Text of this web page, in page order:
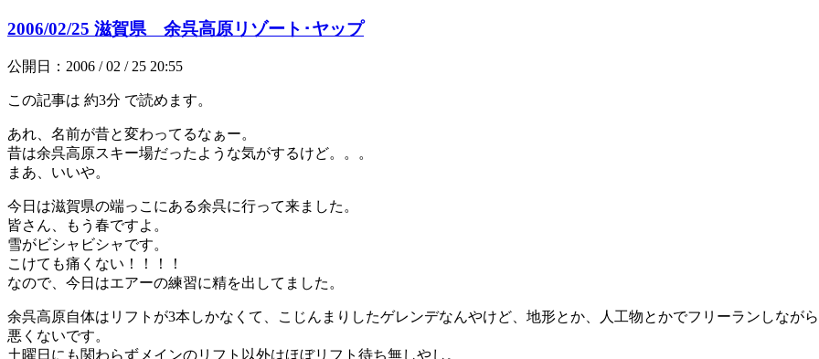
2006/02/25 滋賀県 余呉高原リゾート･ヤップ
公開日：2006 / 02 / 25 20:55
この記事は 約3分 で読めます。
あれ、名前が昔と変わってるなぁー。
昔は余呉高原スキー場だったような気がするけど。。。
まあ、いいや。
今日は滋賀県の端っこにある余呉に行って来ました。
皆さん、もう春ですよ。
雪がビシャビシャです。
こけても痛くない！！！！
なので、今日はエアーの練習に精を出してました。
余呉高原自体はリフトが3本しかなくて、こじんまりしたゲレンデなんやけど、地形とか、人工物とかでフリーランしながら
悪くないです。
土曜日にも関わらずメインのリフト以外はほぼリフト待ち無しやし。